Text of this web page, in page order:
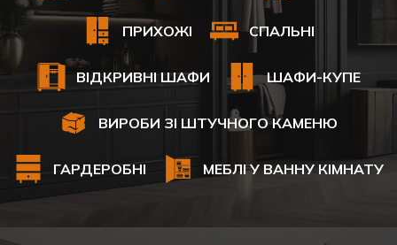
ПРИХОЖІ СПАЛЬНІ
ВІДКРИВНІ ШАФИ ШАФИ-КУПЕ
ВИРОБИ ЗІ ШТУЧНОГО КАМЕНЮ
ГАРДЕРОБНІ МЕБЛІ У ВАННУ КІМНАТУ